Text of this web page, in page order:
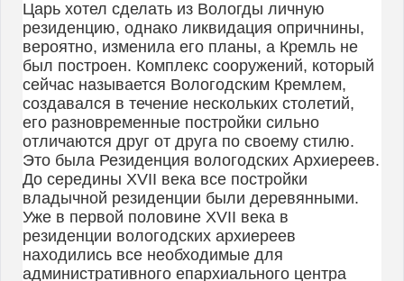
Царь хотел сделать из Вологды личную
резиденцию, однако ликвидация опричнины,
вероятно, изменила его планы, а Кремль не
был построен. Комплекс сооружений, который
сейчас называется Вологодским Кремлем,
создавался в течение нескольких столетий,
его разновременные постройки сильно
отличаются друг от друга по своему стилю.
Это была Резиденция вологодских Архиереев.
До середины XVII века все постройки
владычной резиденции были деревянными.
Уже в первой половине XVII века в
резиденции вологодских архиереев
находились все необходимые для
административного епархиального центра